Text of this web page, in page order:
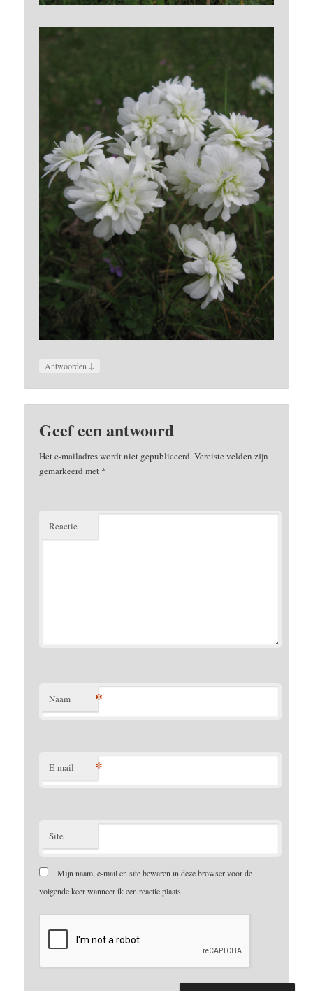
Antwoorden ↓
Geef een antwoord
Het e-mailadres wordt niet gepubliceerd.Vereiste velden zijn
gemarkeerd met *
Reactie
Naam *
E-mail *
Site
Mijn naam, e-mail en site bewaren in deze browser voor de
volgende keer wanneer ik een reactie plaats.